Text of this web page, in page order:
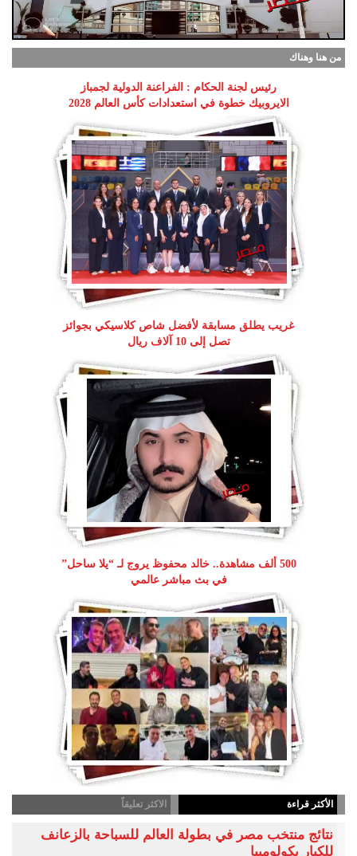
من هنا وهناك
رئيس لجنة الحكام : الفراعنة الدولية لجمباز
الايروبيك خطوة في استعدادات كأس العالم 2028
غريب يطلق مسابقة لأفضل شاص كلاسيكي بجوائز
تصل إلى 10 آلاف ريال
500 ألف مشاهدة.. خالد محفوظ يروج لـ “يلا ساحل”
في بث مباشر عالمي
الأكثر قراءة الاكثر تعليقاً
نتائج منتخب مصر في بطولة العالم للسباحة بالزعانف
للكبار بكولومبيا